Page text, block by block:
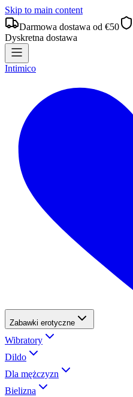
Skip to main content
Darmowa dostawa od €50
Dyskretna dostawa
Intimico
Zabawki erotyczne
Wibratory
Dildo
Dla mężczyzn
Bielizna